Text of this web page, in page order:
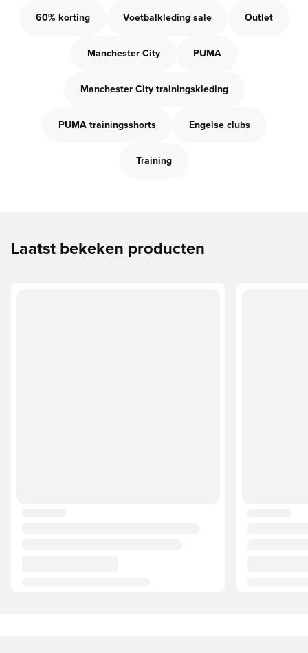
60% korting Voetbalkleding sale Outlet
Manchester City PUMA
Manchester City trainingskleding
PUMA trainingsshorts Engelse clubs
Training
Laatst bekeken producten